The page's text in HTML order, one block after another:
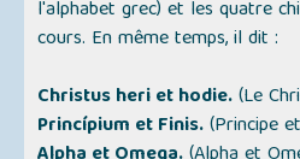
l'alphabet grec) et les quatre
cours. En même temps, il dit :
Christus heri et hodie.(Le
Princípium et Finis.(Principe